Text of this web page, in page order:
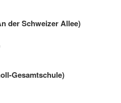
der Schweizer Allee)
Gesamtschule)